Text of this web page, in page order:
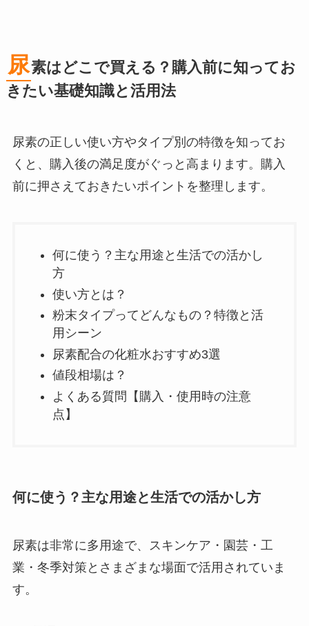
尿素はどこで買える？購入前に知ってお
きたい基礎知識と活用法
尿素の正しい使い方やタイプ別の特徴を知ってお
くと、購入後の満足度がぐっと高まります。購入
前に押さえておきたいポイントを整理します。
何に使う？主な用途と生活での活かし
方
使い方とは？
粉末タイプってどんなもの？特徴と活
用シーン
尿素配合の化粧水おすすめ3選
値段相場は？
よくある質問【購入・使用時の注意
点】
何に使う？主な用途と生活での活かし方
尿素は非常に多用途で、スキンケア・園芸・工
業・冬季対策とさまざまな場面で活用されていま
す。